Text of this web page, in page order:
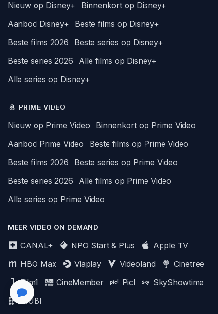
Nieuw op Disney+
Binnenkort op Disney+
Aanbod Disney+
Beste films op Disney+
Beste films 2026
Beste series op Disney+
Beste series 2026
Alle films op Disney+
Alle series op Disney+
PRIME VIDEO
Nieuw op Prime Video
Binnenkort op Prime Video
Aanbod Prime Video
Beste films op Prime Video
Beste films 2026
Beste series op Prime Video
Beste series 2026
Alle films op Prime Video
Alle series op Prime Video
MEER VIDEO ON DEMAND
CANAL+ NPO Start & Plus
Apple TV
HBO Max
Viaplay Videoland
Cinetree
Film1
CineMember Picl
SkyShowtime
MUBI